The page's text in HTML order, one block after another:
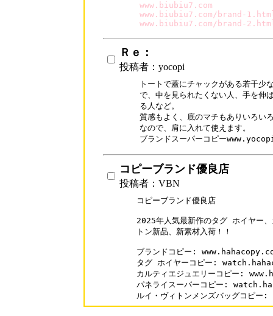
www.biubiu7.com
www.biubiu7.com/brand-
www.biubiu7.com/brand-
Ｒｅ：
投稿者：yocopi
トートで蓋にチャックがある若干少
で、中を見られたくない人、手を伸
る人など。
質感もよく、底のマチもありいろい
なので、肩に入れて使えます。
ブランドスーパーコピー
コピーブランド優良店
投稿者：VBN
コピーブランド優良店
2025年人気最新作のタグ ホイヤー
トン新品、新素材入荷！！
ブランドコピー:
タグ ホイヤーコピー:
カルティエジュエリーコピー:
パネライスーパーコピー:
ルイ・ヴィトンメンズバッグコピ